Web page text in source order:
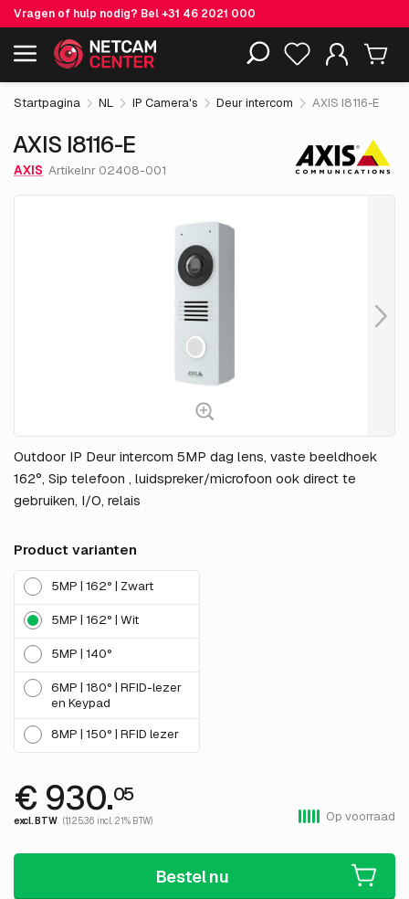
Vragen of hulp nodig? Bel+31 46 2021 000
Inclusief EOL-producten
AXIS I8116-E € 930.
excl. BTW
Startpagina NL IP Camera's Deur intercom AXIS I8116-E
AXIS I8116-E
AXIS Artikelnr 02408-001
Outdoor IP Deur intercom 5MP dag lens, vaste beeldhoek
162°, Sip telefoon , luidspreker/microfoon ook direct te
gebruiken, I/O, relais
Product varianten
5MP | 162° | Zwart
5MP | 162° | Wit
5MP | 140°
6MP | 180° | RFID-lezer
en Keypad
8MP | 150° | RFID lezer
€ 930.05
excl. BTW (1,125.36 incl. 21% BTW) Op voorraad
Bestel nu